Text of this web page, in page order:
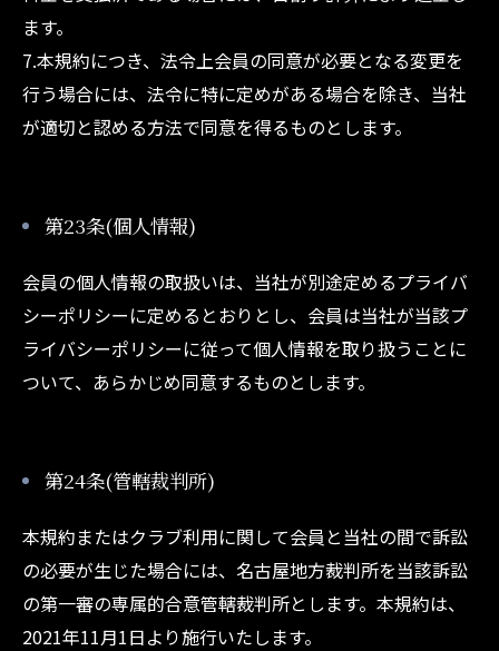
ます。
7.本規約につき、法令上会員の同意が必要となる変更を
行う場合には、法令に特に定めがある場合を除き、当社
が適切と認める方法で同意を得るものとします。
第23条(個人情報)
会員の個人情報の取扱いは、当社が別途定めるプライバ
シーポリシーに定めるとおりとし、会員は当社が当該プ
ライバシーポリシーに従って個人情報を取り扱うことに
ついて、あらかじめ同意するものとします。
第24条(管轄裁判所)
本規約またはクラブ利用に関して会員と当社の間で訴訟
の必要が生じた場合には、名古屋地方裁判所を当該訴訟
の第一審の専属的合意管轄裁判所とします。本規約は、
2021年11月1日より施行いたします。